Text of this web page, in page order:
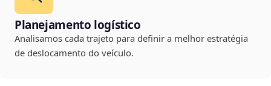
Planejamento logístico
Analisamos cada trajeto para definir a melhor estratégia
de deslocamento do veículo.